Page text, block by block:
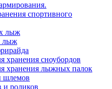
спортивного
лыж
лыж
хранения сноубордов
хранения лыжных палок
шлемов
и роликов